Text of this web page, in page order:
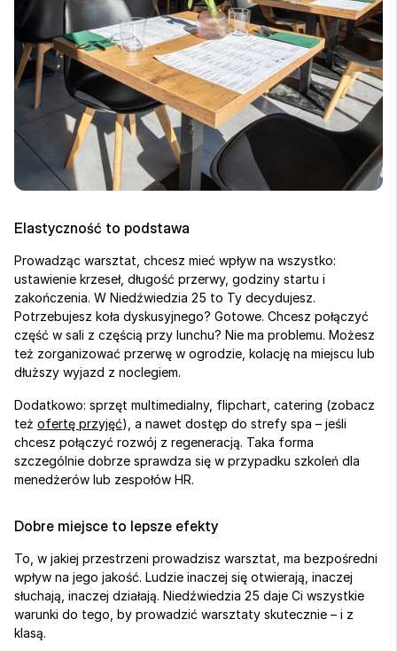
Elastyczność to podstawa
Prowadząc warsztat, chcesz mieć wpływ na wszystko:
ustawienie krzeseł, długość przerwy, godziny startu i
zakończenia. W Niedźwiedzia 25 to Ty decydujesz.
Potrzebujesz koła dyskusyjnego? Gotowe. Chcesz połączyć
część w sali z częścią przy lunchu? Nie ma problemu. Możesz
też zorganizować przerwę w ogrodzie, kolację na miejscu lub
dłuższy wyjazd z noclegiem.
Dodatkowo: sprzęt multimedialny, flipchart, catering (zobacz
też ofertę przyjęć), a nawet dostęp do strefy spa – jeśli
chcesz połączyć rozwój z regeneracją. Taka forma
szczególnie dobrze sprawdza się w przypadku szkoleń dla
menedżerów lub zespołów HR.
Dobre miejsce to lepsze efekty
To, w jakiej przestrzeni prowadzisz warsztat, ma bezpośredni
wpływ na jego jakość. Ludzie inaczej się otwierają, inaczej
słuchają, inaczej działają. Niedźwiedzia 25 daje Ci wszystkie
warunki do tego, by prowadzić warsztaty skutecznie – i z
klasą.